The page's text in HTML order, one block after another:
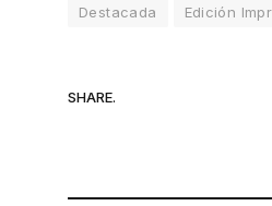
Destacada Edición
SHARE.